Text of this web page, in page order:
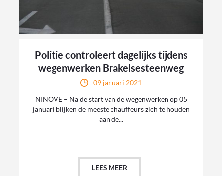
Politie controleert dagelijks tijdens
wegenwerken Brakelsesteenweg
09 januari 2021
NINOVE – Na de start van de wegenwerken op 05
januari blijken de meeste chauffeurs zich te houden
aan de...
LEES MEER